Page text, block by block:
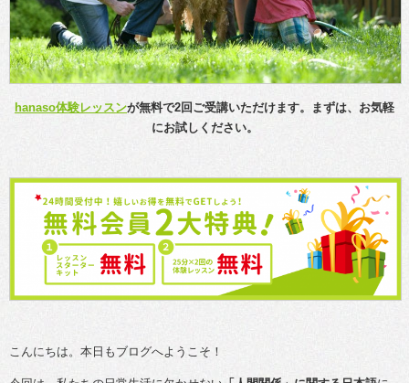
hanaso体験レッスンが無料で2回ご受講いただけます。まずは、お気軽
にお試しください。
こんにちは。本日もブログへようこそ！